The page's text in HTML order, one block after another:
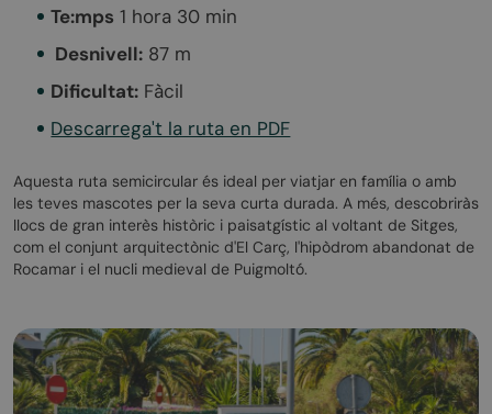
Te:mps 1 hora 30 min
‍ Desnivell: 87 m ‍
Dificultat: Fàcil
Descarrega't la ruta en PDF
Aquesta ruta semicircular és ideal per viatjar en família o amb
les teves mascotes per la seva curta durada. A més, descobriràs
llocs de gran interès històric i paisatgístic al voltant de Sitges,
com el conjunt arquitectònic d'El Carç, l'hipòdrom abandonat de
Rocamar i el nucli medieval de Puigmoltó.